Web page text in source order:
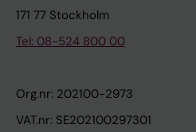
171 77 Stockholm
Tel: 08-524 800 00
Org.nr: 202100-2973
VAT.nr: SE202100297301